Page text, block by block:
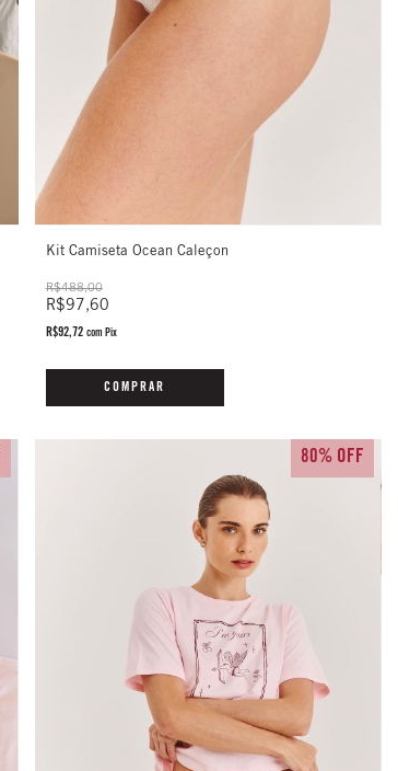
Kit Camiseta Ocean Caleçon
R$488,00
R$97,60
R$92,72 com Pix
COMPRAR
80% OFF